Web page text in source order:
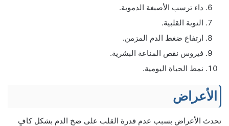
داء ترسب الأصبغة الدموية.
النوبة القلبية.
ارتفاع ضغط الدم المزمن.
فيروس نقص المناعة البشرية.
نمط الحياة اليومية.
الأعراض
تحدث الأعراض بسبب عدم قدرة القلب على ضخ الدم بشكل كافٍ